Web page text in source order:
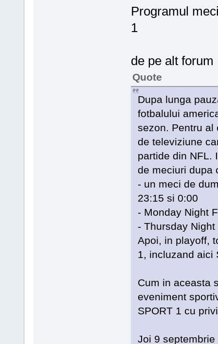
Programul
1
de pe alt forum
Quote
Dupa lunga
fotbalului
sezon. Pentru al
de televiziune
partide din NFL.
de meciuri dupa
- un meci de
23:15 si 0:00
- Monday Night
- Thursday
Apoi, in playoff,
1, incluzand aici
Cum in aceasta
eveniment
SPORT 1 cu
Joi 9